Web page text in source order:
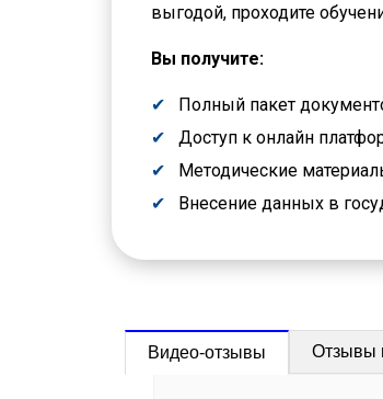
выгодой, проходите
Вы получите:
Полный пакет
Доступ к онлайн
Методические
Внесение данных в
Видео-отзывы Отзывы